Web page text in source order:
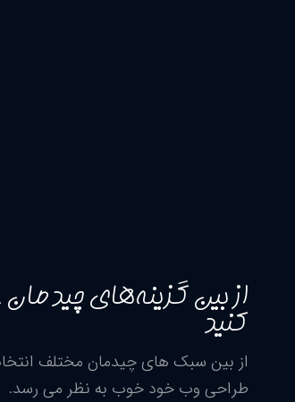
از بین گزینه‌های
کنید
از بین سبک های چیدمان مختلف
طراحی وب خود خوب به نظر می رسد.